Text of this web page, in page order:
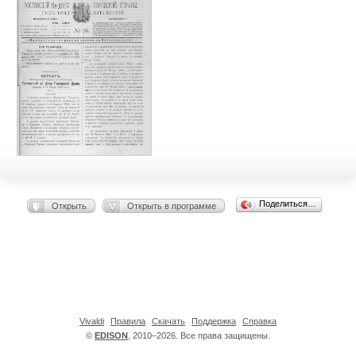
Открыть Открыть в программе Поделиться…
© EDISON , 2010–2026. Все права защищены.
Vivaldi Правила Скачать Поддержка Справка